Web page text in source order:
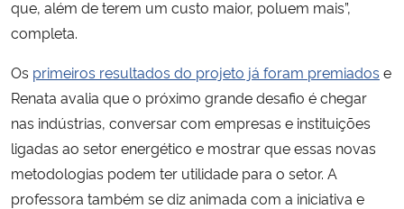
que, além de terem um custo maior, poluem mais”,
completa.
Os primeiros resultados do projeto já foram premiados e
Renata avalia que o próximo grande desafio é chegar
nas indústrias, conversar com empresas e instituições
ligadas ao setor energético e mostrar que essas novas
metodologias podem ter utilidade para o setor. A
professora também se diz animada com a iniciativa e